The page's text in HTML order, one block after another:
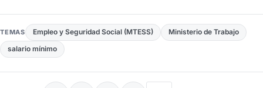
TEMAS Empleo y Seguridad Social (MTESS)
Ministerio de Trabajo
salario mínimo